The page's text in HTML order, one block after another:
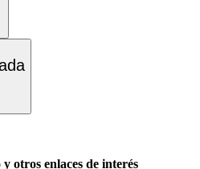
otros enlaces de interés